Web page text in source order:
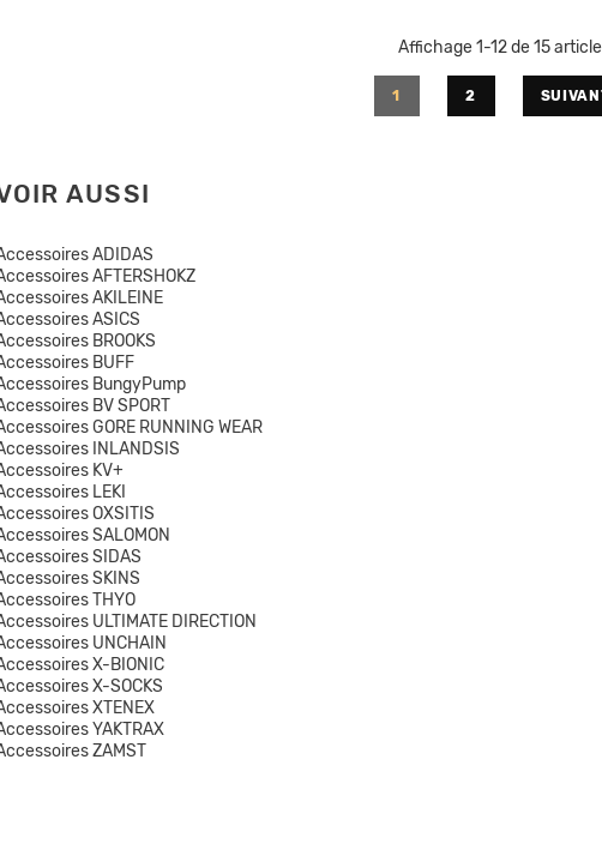
Affichage 1-12 de 15
1 2
AUSSI
ADIDAS
AFTERSHOKZ
AKILEINE
ASICS
BROOKS
BUFF
BungyPump
BV SPORT
GORE RUNNING WEAR
INLANDSIS
KV+
LEKI
OXSITIS
SALOMON
SIDAS
SKINS
THYO
ULTIMATE DIRECTION
UNCHAIN
X-BIONIC
X-SOCKS
XTENEX
YAKTRAX
ZAMST